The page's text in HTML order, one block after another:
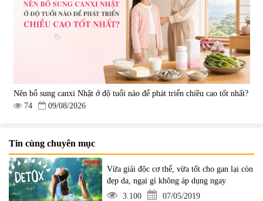
Nên bổ sung canxi Nhật ở độ tuổi nào để phát triển chiều cao tốt nhất?
74
09/08/2026
Tin cùng chuyên mục
Vừa giải độc cơ thể, vừa tốt cho gan lại còn
đẹp da, ngại gì không áp dụng ngay
3.100
07/05/2019